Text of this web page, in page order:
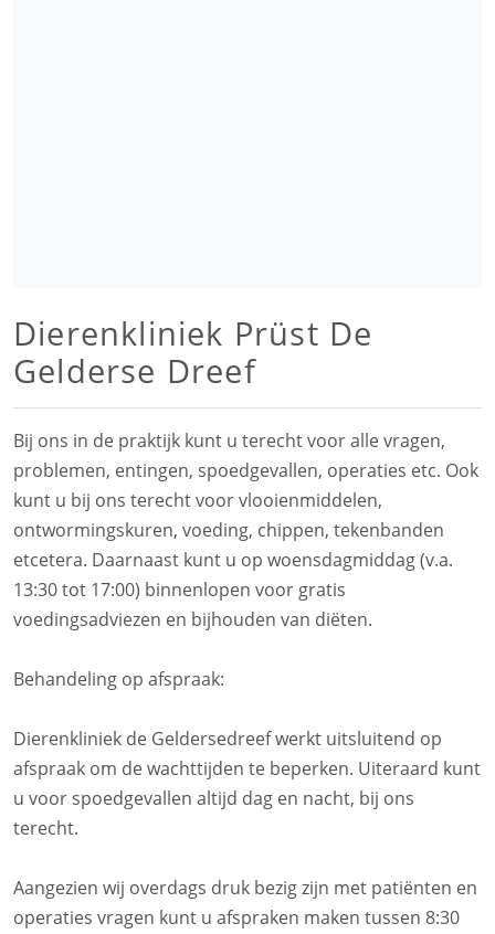
Dierenkliniek Prüst De
Gelderse Dreef
Bij ons in de praktijk kunt u terecht voor alle vragen,
problemen, entingen, spoedgevallen, operaties etc. Ook
kunt u bij ons terecht voor vlooienmiddelen,
ontwormingskuren, voeding, chippen, tekenbanden
etcetera. Daarnaast kunt u op woensdagmiddag (v.a.
13:30 tot 17:00) binnenlopen voor gratis
voedingsadviezen en bijhouden van diëten.
Behandeling op afspraak:
Dierenkliniek de Geldersedreef werkt uitsluitend op
afspraak om de wachttijden te beperken. Uiteraard kunt
u voor spoedgevallen altijd dag en nacht, bij ons
terecht.
Aangezien wij overdags druk bezig zijn met patiënten en
operaties vragen kunt u afspraken maken tussen 8:30